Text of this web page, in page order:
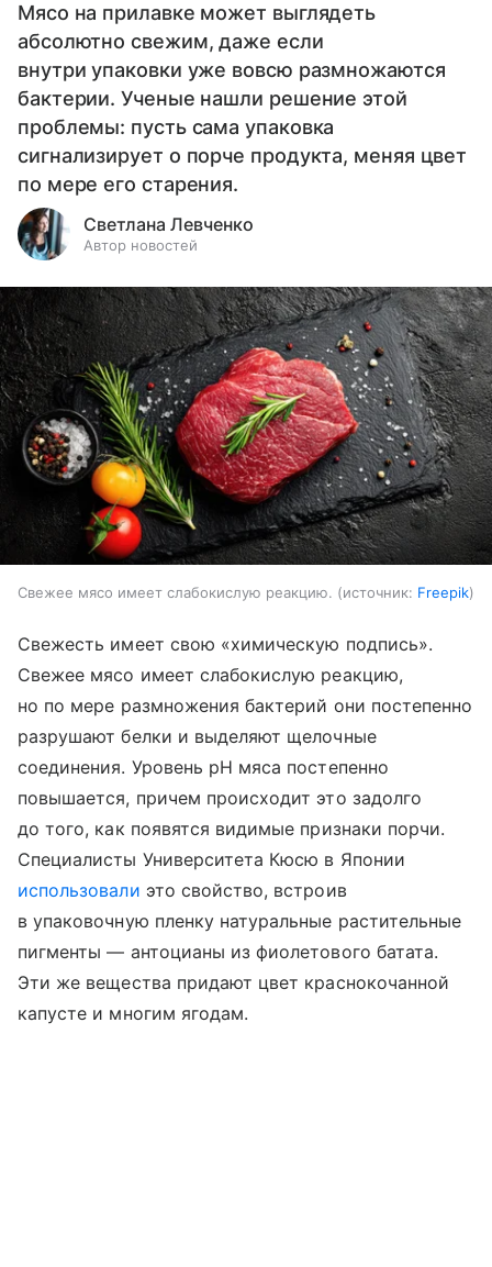
Мясо на прилавке может выглядеть
абсолютно свежим, даже если
внутри упаковки уже вовсю размножаются
бактерии. Ученые нашли решение этой
проблемы: пусть сама упаковка
сигнализирует о порче продукта, меняя цвет
по мере его старения.
Светлана Левченко
Автор новостей
Свежее мясо имеет слабокислую реакцию. источник: Freepik
Свежесть имеет свою «химическую подпись».
Свежее мясо имеет слабокислую реакцию,
но по мере размножения бактерий они постепенно
разрушают белки и выделяют щелочные
соединения. Уровень pH мяса постепенно
повышается, причем происходит это задолго
до того, как появятся видимые признаки порчи.
Специалисты Университета Кюсю в Японии
использовали это свойство, встроив
в упаковочную пленку натуральные растительные
пигменты — антоцианы из фиолетового батата.
Эти же вещества придают цвет краснокочанной
капусте и многим ягодам.